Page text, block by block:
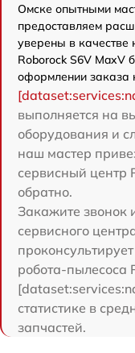
Омске опытными
предоставляем
уверены в качестве
Roborock S6V MaxV
оформлении заказа
выполняется на
оборудования и
наш мастер
сервисный центр
обратно.
Закажите звонок
сервисного
робота-пылесоса
статистике в
запчастей.